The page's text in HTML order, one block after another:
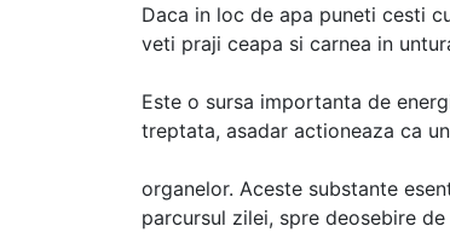
Daca in loc de apa puneti cesti
veti praji ceapa si carnea in
Este o sursa importanta de
treptata, asadar actioneaza ca
organelor. Aceste substante
parcursul zilei, spre deosebire